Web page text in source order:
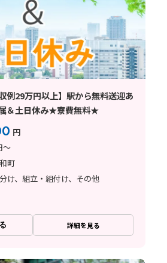
例29万円以上】駅から無料送迎あ
＆土日休み★寮費無料★
円
～
町
け、組立・組付け、その他
詳細を見る